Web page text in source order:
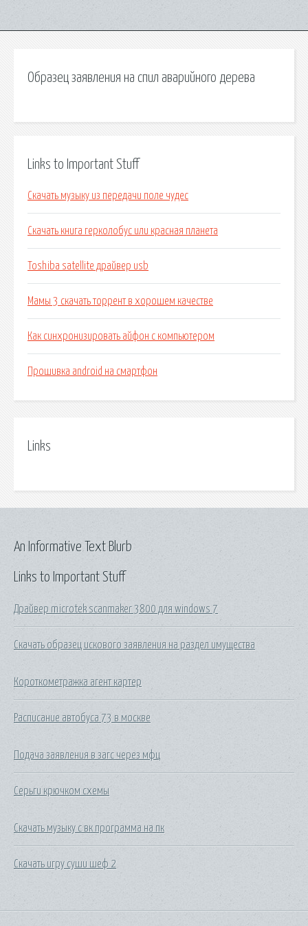
Образец заявления на спил аварийного дерева
Links to Important Stuff
Скачать музыку из передачи поле чудес
Скачать книга герколобус или красная планета
Toshiba satellite драйвер usb
Мамы 3 скачать торрент в хорошем качестве
Как синхронизировать айфон с компьютером
Прошивка android на смартфон
Links
Links to Important Stuff
Драйвер microtek scanmaker 3800 для windows 7
Скачать образец искового заявления на раздел имущества
Короткометражка агент картер
Расписание автобуса 73 в москве
Подача заявления в загс через мфц
Серьги крючком схемы
Скачать музыку с вк программа на пк
Скачать игру суши шеф 2
An Informative Text Blurb